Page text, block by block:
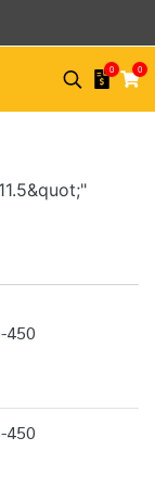
0 0
450
450